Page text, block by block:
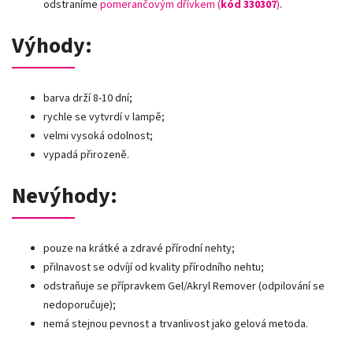
odstraníme pomerančovým dřívkem (kód 330307).
Výhody:
barva drží 8-10 dní;
rychle se vytvrdí v lampě;
velmi vysoká odolnost;
vypadá přirozeně.
Nevýhody:
pouze na krátké a zdravé přírodní nehty;
přilnavost se odvíjí od kvality přírodního nehtu;
odstraňuje se přípravkem Gel/Akryl Remover (odpilování se
nedoporučuje);
nemá stejnou pevnost a trvanlivost jako gelová metoda.